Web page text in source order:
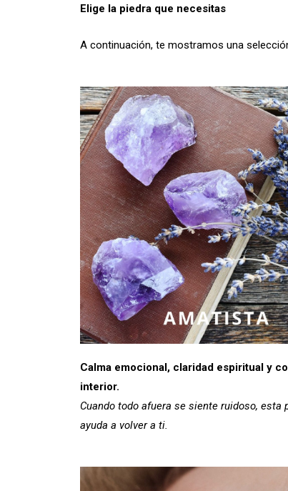
Elige la piedra que necesitas
A continuación, te mostramos una
Calma emocional, claridad espiritual y
interior.
Cuando todo afuera se siente ruidoso, esta
ayuda a volver a ti.